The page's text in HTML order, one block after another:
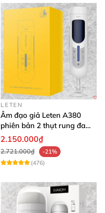
LETEN
Âm đạo giả Leten A380
phiên bản 2 thụt rung đa
chế độ, siêu mềm
2.150.000₫
2.721.000₫
-21%
(476)